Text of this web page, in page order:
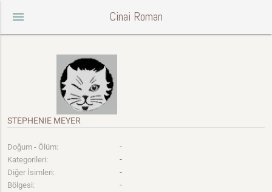
menu Cinai Roman
STEPHENIE MEYER
Doğum - Ölüm: -
Kategorileri: -
Diğer İsimleri: -
Bölgesi: -